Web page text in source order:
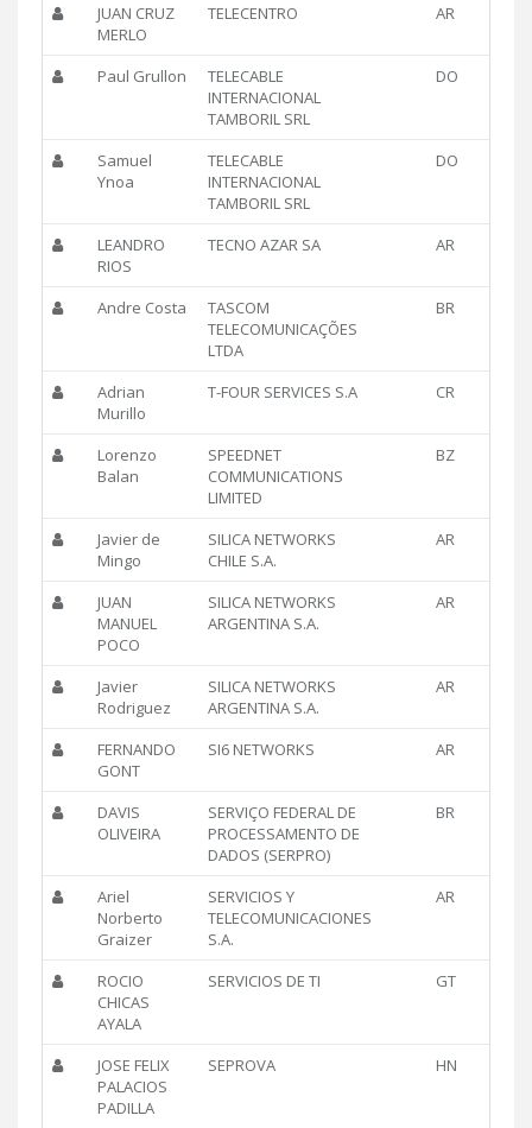
JUAN CRUZ
MERLO
TELECENTRO AR
Paul Grullon
TELECABLE
INTERNACIONAL
TAMBORIL SRL
DO
Samuel
Ynoa
TELECABLE
INTERNACIONAL
TAMBORIL SRL
DO
LEANDRO
RIOS
TECNO AZAR SA AR
Andre Costa
TASCOM
TELECOMUNICAÇÕES
LTDA
BR
Adrian
Murillo
T-FOUR SERVICES S.A CR
Lorenzo
Balan
SPEEDNET
COMMUNICATIONS
LIMITED
BZ
Javier de
Mingo
SILICA NETWORKS
CHILE S.A.
AR
JUAN
MANUEL
POCO
SILICA NETWORKS
ARGENTINA S.A.
AR
Javier
Rodriguez
SILICA NETWORKS
ARGENTINA S.A.
AR
FERNANDO
GONT
SI6 NETWORKS AR
DAVIS
OLIVEIRA
SERVIÇO FEDERAL DE
PROCESSAMENTO DE
DADOS (SERPRO)
BR
Ariel
Norberto
Graizer
SERVICIOS Y
TELECOMUNICACIONES
S.A.
AR
ROCIO
CHICAS
AYALA
SERVICIOS DE TI GT
JOSE FELIX
PALACIOS
PADILLA
SEPROVA HN